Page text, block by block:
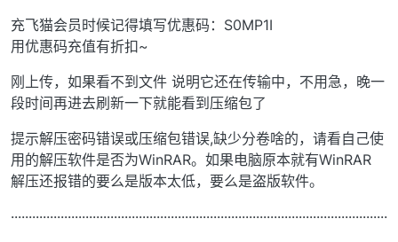
充飞猫会员时候记得填写优惠码：S0MP1I
用优惠码充值有折扣~
刚上传，如果看不到文件 说明它还在传输中，不用急，晚一
段时间再进去刷新一下就能看到压缩包了
提示解压密码错误或压缩包错误,缺少分卷啥的，请看自己使
用的解压软件是否为WinRAR。如果电脑原本就有WinRAR
解压还报错的要么是版本太低，要么是盗版软件。
··········································································································